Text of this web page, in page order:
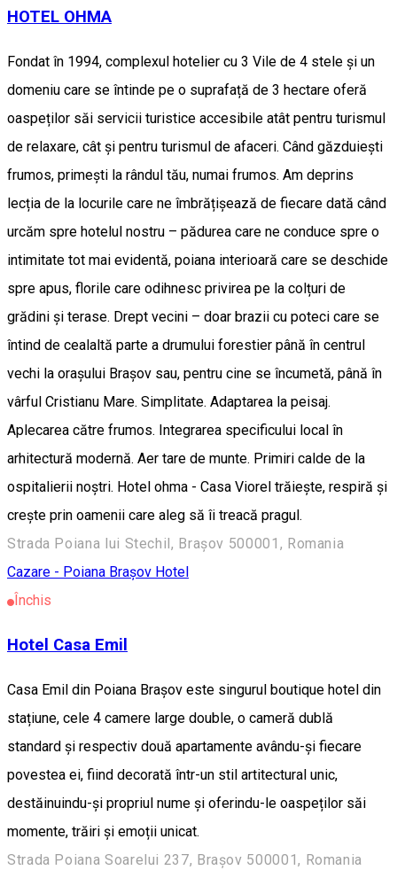
HOTEL OHMA
Fondat în 1994, complexul hotelier cu 3 Vile de 4 stele și un
domeniu care se întinde pe o suprafață de 3 hectare oferă
oaspeților săi servicii turistice accesibile atât pentru turismul
de relaxare, cât și pentru turismul de afaceri. Când găzduiești
frumos, primești la rândul tău, numai frumos. Am deprins
lecția de la locurile care ne îmbrățișează de fiecare dată când
urcăm spre hotelul nostru – pădurea care ne conduce spre o
intimitate tot mai evidentă, poiana interioară care se deschide
spre apus, florile care odihnesc privirea pe la colțuri de
grădini și terase. Drept vecini – doar brazii cu poteci care se
întind de cealaltă parte a drumului forestier până în centrul
vechi la orașului Brașov sau, pentru cine se încumetă, până în
vârful Cristianu Mare. Simplitate. Adaptarea la peisaj.
Aplecarea către frumos. Integrarea specificului local în
arhitectură modernă. Aer tare de munte. Primiri calde de la
ospitalierii noștri. Hotel ohma - Casa Viorel trăiește, respiră și
crește prin oamenii care aleg să îi treacă pragul.
Strada Poiana lui Stechil, Brașov 500001, Romania
Cazare - Poiana Brașov Hotel
Închis
Hotel Casa Emil
Casa Emil din Poiana Brașov este singurul boutique hotel din
stațiune, cele 4 camere large double, o cameră dublă
standard și respectiv două apartamente avându-și fiecare
povestea ei, fiind decorată într-un stil artitectural unic,
destăinuindu-și propriul nume și oferindu-le oaspeților săi
momente, trăiri și emoții unicat.
Strada Poiana Soarelui 237, Brașov 500001, Romania